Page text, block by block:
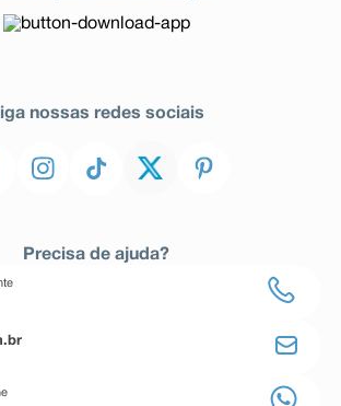
nossas redes sociais
Precisa de ajuda?